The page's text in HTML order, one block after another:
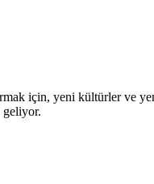
için, yeni kültürler ve
geliyor.